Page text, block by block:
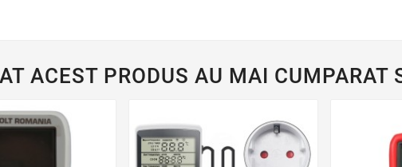
ACEST PRODUS AU MAI CUMPARAT